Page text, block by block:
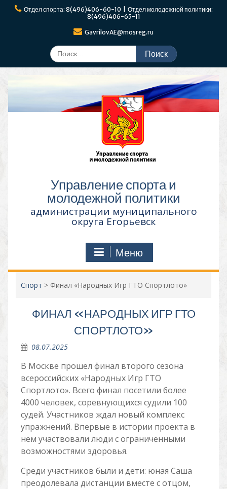
ПерейтиОтдел спорта: 8(496)406-60-10 | Отдел молодежной политики:
8(496)406-65-11
GavrilovAE@mosreg.ru
Поиск
по:
Управление спорта и
молодежной политики
администрации муниципального
округа Егорьевск
Меню
Спорт > Финал «Народных Игр ГТО Спортлото»
ФИНАЛ «НАРОДНЫХ ИГР ГТО
СПОРТЛОТО»
08.07.2025
В Москве прошел финал второго сезона
всероссийских «Народных Игр ГТО
Спортлото». Всего финал посетили более
4000 человек, соревнующихся судили 100
судей. Участников ждал новый комплекс
упражнений. Впервые в истории проекта в
нем участвовали люди с ограниченными
возможностями здоровья.
Среди участников были и дети: юная Саша
преодолевала дистанции вместе с отцом,